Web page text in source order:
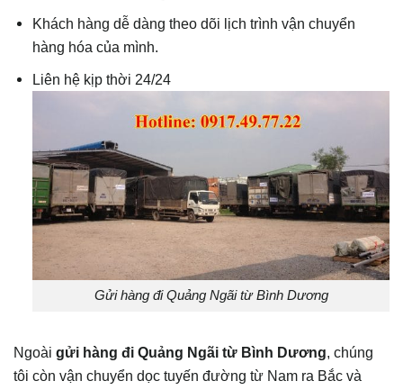
Khách hàng dễ dàng theo dõi lịch trình vận chuyển
hàng hóa của mình.
Liên hệ kịp thời 24/24
Gửi hàng đi Quảng Ngãi từ Bình Dương
Ngoài gửi hàng đi Quảng Ngãi từ Bình Dương, chúng
tôi còn vận chuyển dọc tuyến đường từ Nam ra Bắc và